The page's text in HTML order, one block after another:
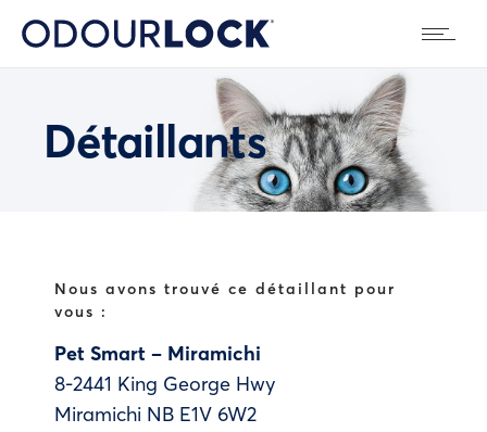
Détaillants
Nous avons trouvé ce détaillant pour
vous :
Pet Smart – Miramichi
8-2441 King George Hwy
Miramichi NB E1V 6W2